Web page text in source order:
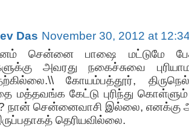
Das November 30, 2012 at
சென்னை பாஷை மட்டுமே
அவரது நகைச்சுவை
கோயம்பத்தூர்,
மத்தவங்க கேட்டு புரிந்து
நான் சென்னைவாசி இல்லை, எனக்கு அவர்
தெரியவில்லை.